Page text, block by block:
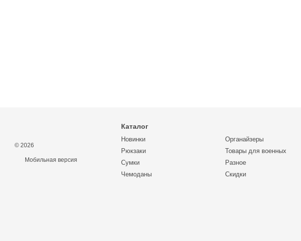
© 2026
Мобильная версия
Каталог
Новинки
Рюкзаки
Сумки
Чемоданы
Органайзеры
Товары для военных
Разное
Скидки